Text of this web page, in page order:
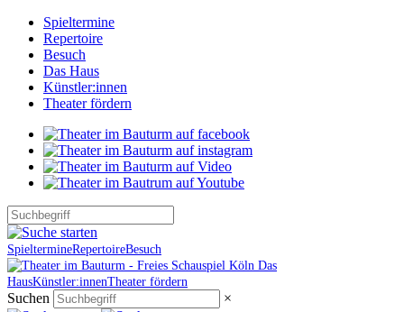
Spieltermine
Repertoire
Besuch
Das Haus
Künstler:innen
Theater fördern
SpieltermineRepertoireBesuch
Das
HausKünstler:innenTheater fördern
Suchen ×